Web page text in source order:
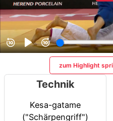
zum Highlight
Technik
Kesa-gatame
("Schärpengriff")